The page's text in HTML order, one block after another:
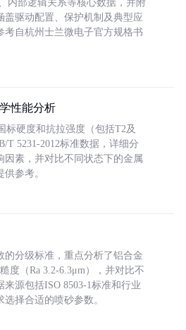
内部逻辑关系等核心数据，并附
盖驱动配置、保护机制及典型应
考自杭州士兰微电子官方规格书
性能分析
标硬度和抗拉强度（包括T2及
T 5231-2012标准数据，详细分
因素，并对比不同状态下的金属
参考。
的分级标准，重点分析了铝合金
度（Ra 3.2-6.3μm），并对比不
来源包括ISO 8503-1标准和行业
择合适的喷砂参数。